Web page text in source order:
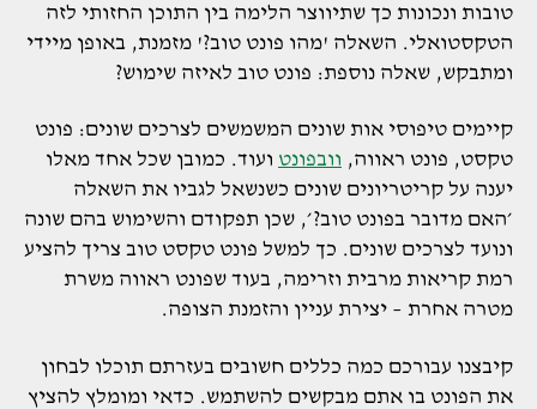
טובות ונכונות כך שתיווצר הלימה בין התוכן החזותי לזה
הטקסטואלי. השאלה 'מהו פונט טוב?' מזמנת, באופן מיידי
ומתבקש, שאלה נוספת: פונט טוב לאיזה שימוש?
קיימים טיפוסי אות שונים המשמשים לצרכים שונים: פונט
טקסט, פונט ראווה, וובפונט ועוד. כמובן שכל אחד מאלו
יענה על קריטריונים שונים כשנשאל לגביו את השאלה
׳האם מדובר בפונט טוב?׳, שכן תפקודם והשימוש בהם שונה
ונועד לצרכים שונים. כך למשל פונט טקסט טוב צריך להציע
רמת קריאות מרבית וזרימה, בעוד שפונט ראווה משרת
מטרה אחרת – יצירת עניין והזמנת הצופה.
קיבצנו עבורכם כמה כללים חשובים בעזרתם תוכלו לבחון
את הפונט בו אתם מבקשים להשתמש. כדאי ומומלץ להציץ